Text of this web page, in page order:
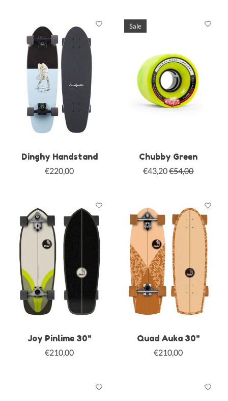
Dinghy Handstand
€220,00
Sale
Chubby Green
€43,20€54,00
Joy Pinlime 30"
€210,00
Quad Auka 30"
€210,00